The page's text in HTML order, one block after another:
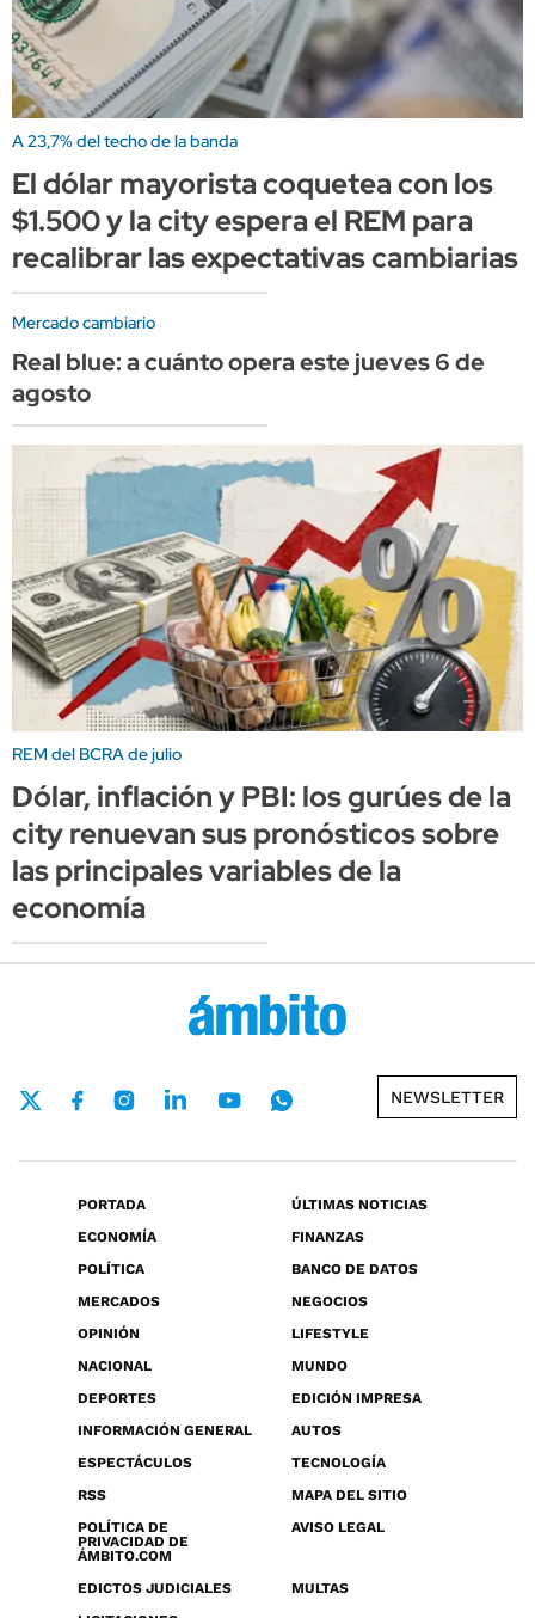
A 23,7% del techo de la banda
El dólar mayorista coquetea con los
$1.500 y la city espera el REM para
recalibrar las expectativas cambiarias
Mercado cambiario
Real blue: a cuánto opera este jueves 6 de
agosto
REM del BCRA de julio
Dólar, inflación y PBI: los gurúes de la
city renuevan sus pronósticos sobre
las principales variables de la
economía
NEWSLETTER
PORTADA
ÚLTIMAS NOTICIAS
ECONOMÍA
FINANZAS
POLÍTICA
BANCO DE DATOS
MERCADOS
NEGOCIOS
OPINIÓN
LIFESTYLE
NACIONAL
MUNDO
DEPORTES
EDICIÓN IMPRESA
INFORMACIÓN GENERAL
AUTOS
ESPECTÁCULOS
TECNOLOGÍA
RSS
MAPA DEL SITIO
POLÍTICA DE
PRIVACIDAD DE
ÁMBITO.COM
AVISO LEGAL
EDICTOS JUDICIALES
MULTAS